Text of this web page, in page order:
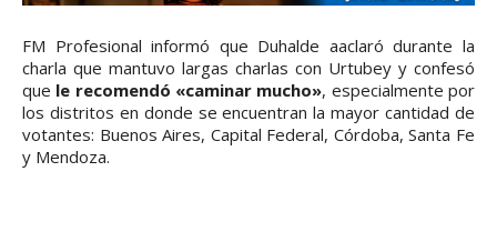
FM Profesional informó que Duhalde aaclaró durante la
charla que mantuvo largas charlas con Urtubey y confesó
que le recomendó «caminar mucho», especialmente por
los distritos en donde se encuentran la mayor cantidad de
votantes: Buenos Aires, Capital Federal, Córdoba, Santa Fe
y Mendoza.